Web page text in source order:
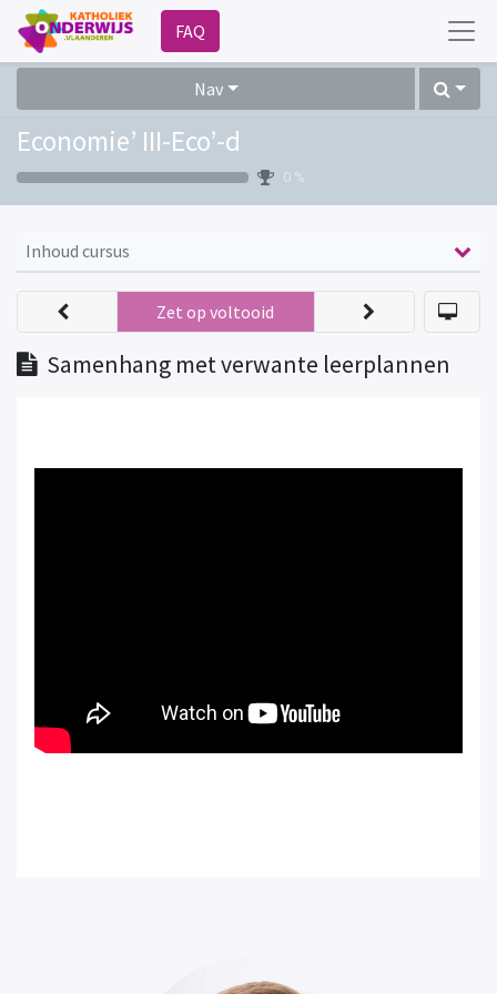
FAQ
Nav
Economie’ III-Eco’-d
0 %
Inhoud cursus
Samenhang met verwante leerplannen
Zet op voltooid